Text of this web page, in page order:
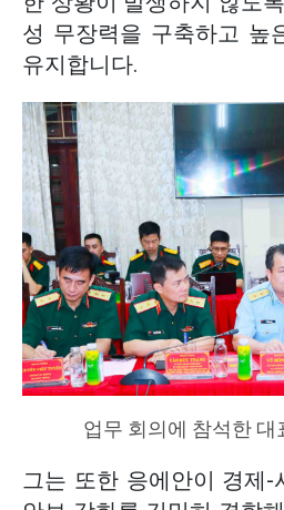
성 무장력을 구축하고 높
유지합니다.
업무 회의에 참석한 대
그는 또한 응에안이 경제